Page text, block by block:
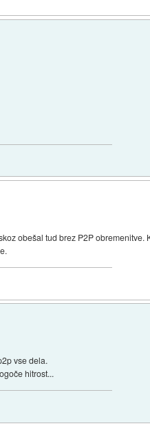
obešal tud brez P2P
vse dela.
hitrost...